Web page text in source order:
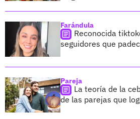
Farándula
Reconocida
seguidores que
Pareja
La teoría de la
de las parejas que